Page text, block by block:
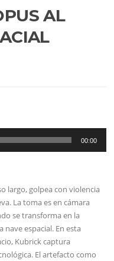
AL
00:00
largo, golpea con violencia
La toma es en cámara
se transforma en la
espacial. En esta
Kubrick captura
El artefacto como